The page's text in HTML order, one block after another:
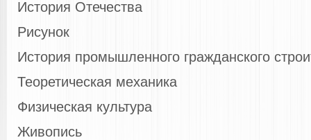
История Отечества
Рисунок
История промышленного гражданского
Теоретическая механика
Физическая культура
Живопись